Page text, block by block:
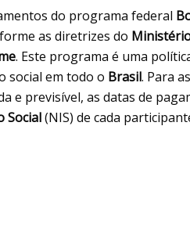
do programa federal
as diretrizes do
. Este programa é uma
social em todo o Brasil. Para
e previsível, as datas de
Social(NIS) de cada